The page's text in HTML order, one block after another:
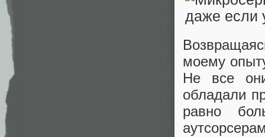
моему
Не все
обладали
равно